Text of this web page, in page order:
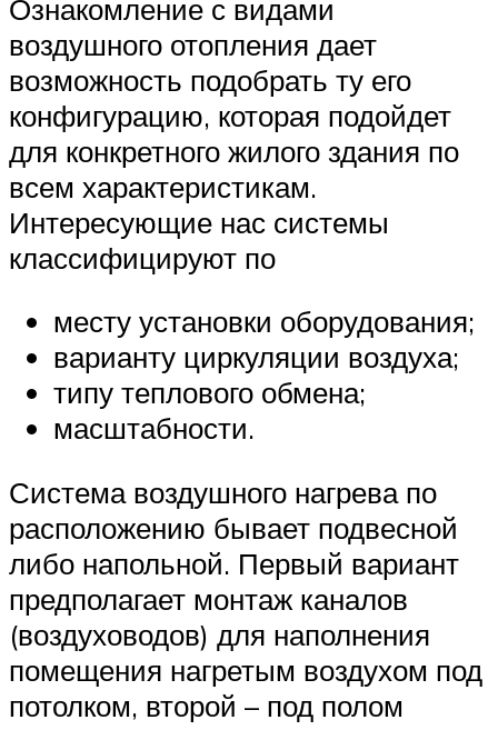
Ознакомление с видами
воздушного отопления дает
возможность подобрать ту его
конфигурацию, которая подойдет
для конкретного жилого здания по
всем характеристикам.
Интересующие нас системы
классифицируют по
месту установки оборудования;
варианту циркуляции воздуха;
типу теплового обмена;
масштабности.
Система воздушного нагрева по
расположению бывает подвесной
либо напольной. Первый вариант
предполагает монтаж каналов
(воздуховодов) для наполнения
помещения нагретым воздухом под
потолком, второй – под полом